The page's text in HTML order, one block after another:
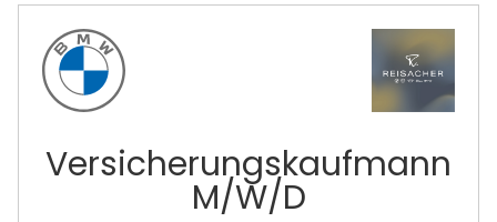
Versicherungskaufmann
M/W/D